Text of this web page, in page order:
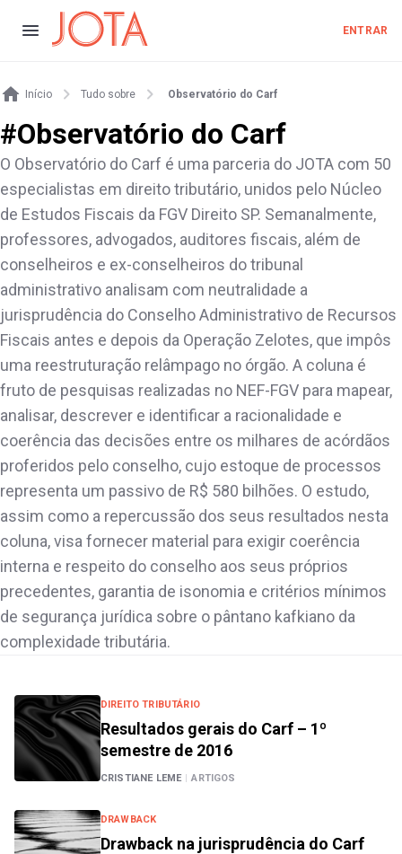
ENTRAR
Início Tudo sobre Observatório do Carf
#Observatório do Carf
O Observatório do Carf é uma parceria do JOTA com 50
especialistas em direito tributário, unidos pelo Núcleo
de Estudos Fiscais da FGV Direito SP. Semanalmente,
professores, advogados, auditores fiscais, além de
conselheiros e ex-conselheiros do tribunal
administrativo analisam com neutralidade a
jurisprudência do Conselho Administrativo de Recursos
Fiscais antes e depois da Operação Zelotes, que impôs
uma reestruturação relâmpago no órgão. A coluna é
fruto de pesquisas realizadas no NEF-FGV para mapear,
analisar, descrever e identificar a racionalidade e
coerência das decisões entre os milhares de acórdãos
proferidos pelo conselho, cujo estoque de processos
representa um passivo de R$ 580 bilhões. O estudo,
assim como a repercussão dos seus resultados nesta
coluna, visa fornecer material para exigir coerência
interna e respeito do conselho aos seus próprios
precedentes, garantia de isonomia e critérios mínimos
de segurança jurídica sobre o pântano kafkiano da
complexidade tributária.
DIREITO TRIBUTÁRIO
Resultados gerais do Carf – 1º
semestre de 2016
CRISTIANE LEME | ARTIGOS
DRAWBACK
Drawback na jurisprudência do Carf